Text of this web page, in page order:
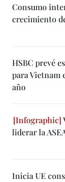
Consumo
crecimiento
HSBC prevé
para Vietnam
año
liderar la
Inicia UE